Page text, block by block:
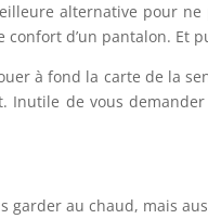
alternative pour ne
d’un pantalon. Et
à fond la carte de la
Inutile de vous
garder au chaud, mais